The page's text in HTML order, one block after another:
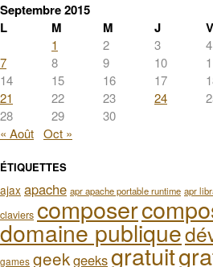
Septembre 2015
L
M M J V
1 2 3 4
7
8 9 10
14
15 16 17
21
22 23 24
28
29
30
« Août Oct »
ÉTIQUETTES
ajax apache apr apache portable runtime apr
claviers composer
domaine publique
games geekgeeksgratuit